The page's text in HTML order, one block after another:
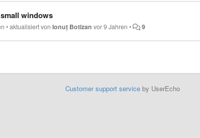
windows
•aktualisiert vonIonuț Botizan vor 9 Jahren • 9
Customer support serviceby UserEcho